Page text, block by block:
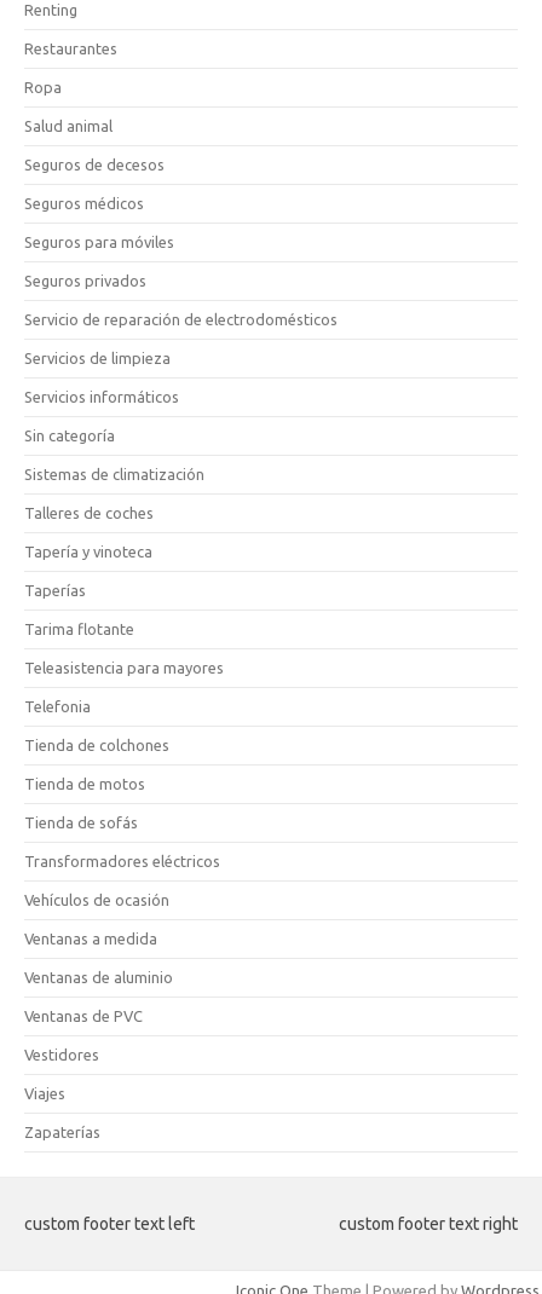
Renting
Restaurantes
Ropa
Salud animal
Seguros de decesos
Seguros médicos
Seguros para móviles
Seguros privados
Servicio de reparación de electrodomésticos
Servicios de limpieza
Servicios informáticos
Sin categoría
Sistemas de climatización
Talleres de coches
Tapería y vinoteca
Taperías
Tarima flotante
Teleasistencia para mayores
Telefonia
Tienda de colchones
Tienda de motos
Tienda de sofás
Transformadores eléctricos
Vehículos de ocasión
Ventanas a medida
Ventanas de aluminio
Ventanas de PVC
Vestidores
Viajes
Zapaterías
custom footer text left custom footer text right
Iconic One Theme | Powered by Wordpress